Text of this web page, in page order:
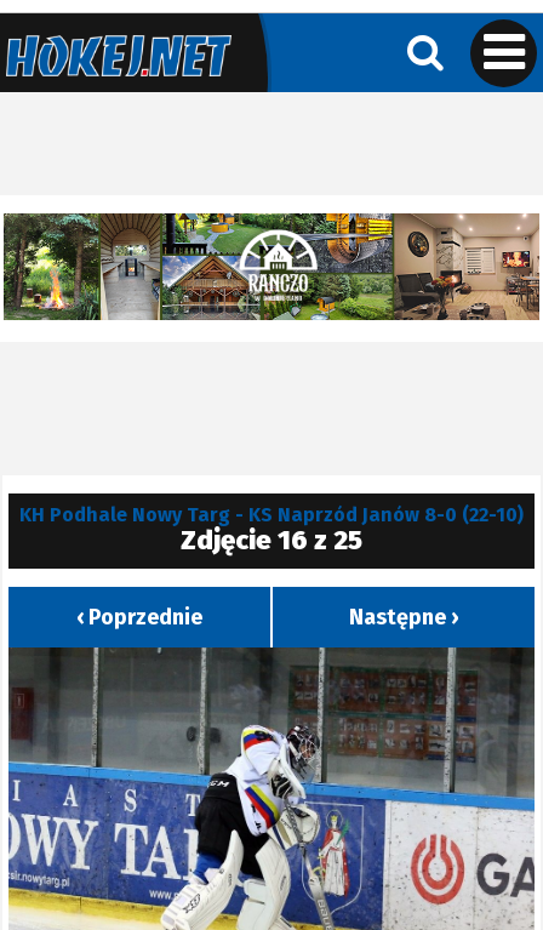
KH Podhale Nowy Targ - KS Naprzód Janów 8-0 (22-10)
Zdjęcie 16 z 25
‹ Poprzednie Następne ›